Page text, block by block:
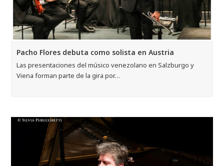
Pacho Flores debuta como solista en Austria
Las presentaciones del músico venezolano en Salzburgo y
Viena forman parte de la gira por…